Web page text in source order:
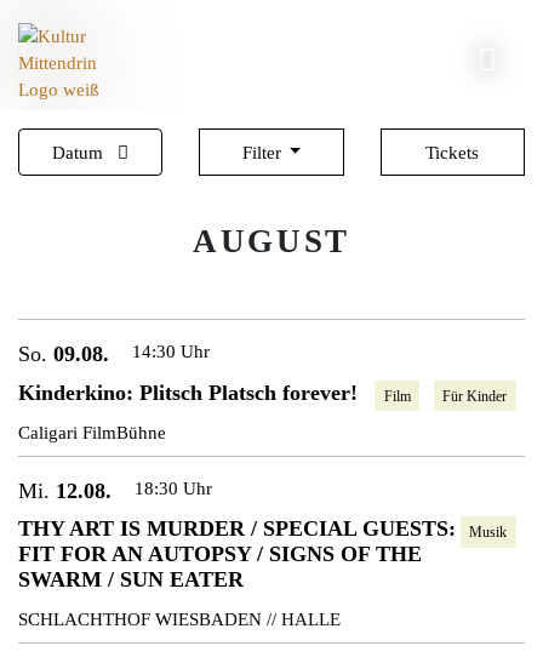
Datum Filter Tickets
AUGUST
So. 09.08. 14:30 Uhr
Kinderkino: Plitsch Platsch forever!
Caligari FilmBühne
Film Für Kinder
Mi. 12.08. 18:30 Uhr
THY ART IS MURDER / SPECIAL GUESTS:
FIT FOR AN AUTOPSY / SIGNS OF THE
SWARM / SUN EATER
SCHLACHTHOF WIESBADEN // HALLE
Musik